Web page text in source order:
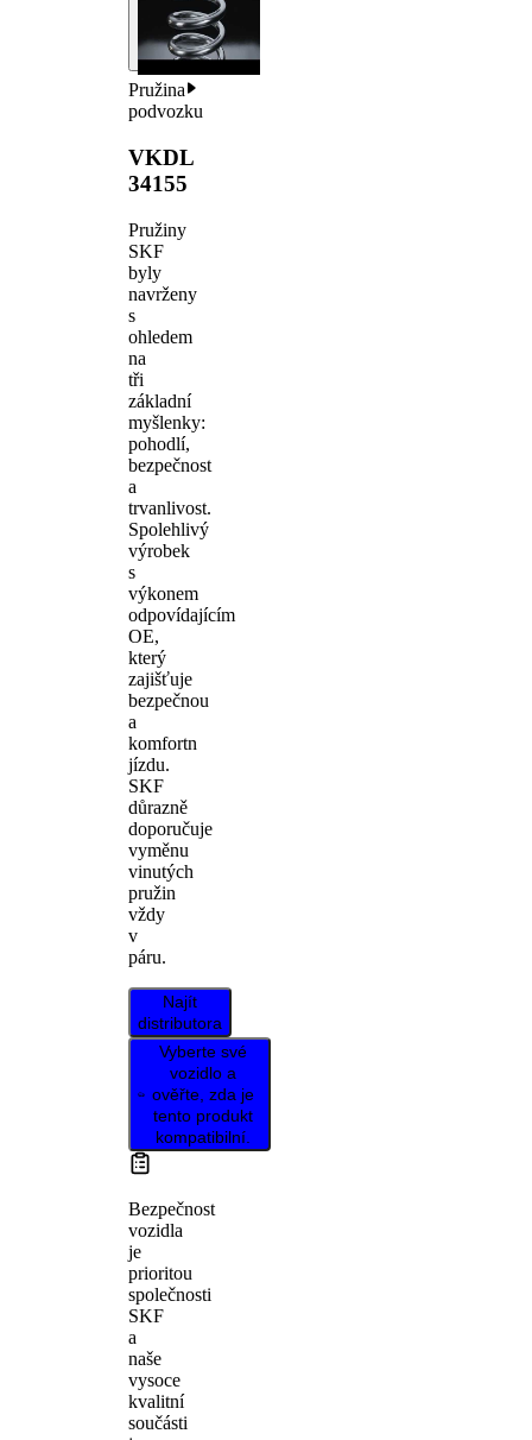
Pružina
podvozku
VKDL
34155
Pružiny
SKF
byly
navrženy
s
ohledem
na
tři
základní
myšlenky:
pohodlí,
bezpečnost
a
trvanlivost.
Spolehlivý
výrobek
s
výkonem
odpovídajícím
OE,
který
zajišťuje
bezpečnou
a
komfortn
jízdu.
SKF
důrazně
doporučuje
vyměnu
vinutých
pružin
vždy
v
páru.
Najít
distributora
Vyberte své
vozidlo a
ověřte, zda je
tento produkt
kompatibilní.
Bezpečnost
vozidla
je
prioritou
společnosti
SKF
a
naše
vysoce
kvalitní
součásti